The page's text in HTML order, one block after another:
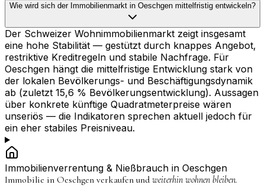
Wie wird sich der Immobilienmarkt in Oeschgen mittelfristig entwickeln?
Der Schweizer Wohnimmobilienmarkt zeigt insgesamt
eine hohe Stabilität — gestützt durch knappes Angebot,
restriktive Kreditregeln und stabile Nachfrage. Für
Oeschgen hängt die mittelfristige Entwicklung stark von
der lokalen Bevölkerungs- und Beschäftigungsdynamik
ab (zuletzt 15,6 % Bevölkerungsentwicklung). Aussagen
über konkrete künftige Quadratmeterpreise wären
unseriös — die Indikatoren sprechen aktuell jedoch für
ein eher stabiles Preisniveau.
Immobilienverrentung & Nießbrauch in Oeschgen
Immobilie in Oeschgen verkaufen und weiterhin wohnen bleiben.